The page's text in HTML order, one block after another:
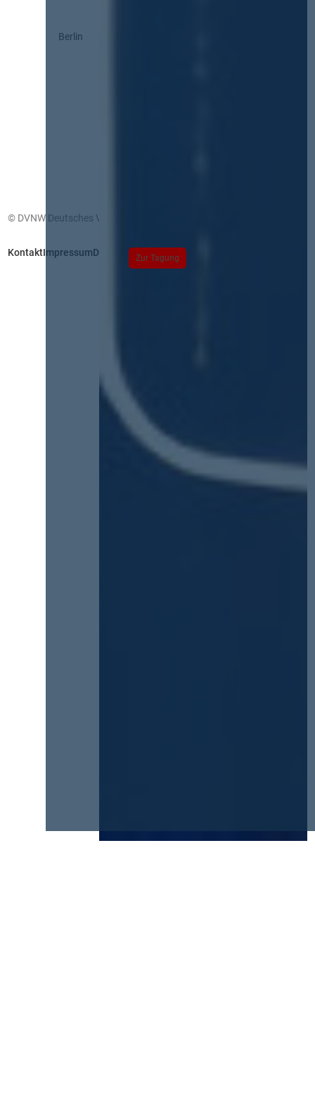
Zur Tagung
Berlin
© DVNW Deutsches Vergabenetzwerk GmbH
KontaktImpressumDatenschutz